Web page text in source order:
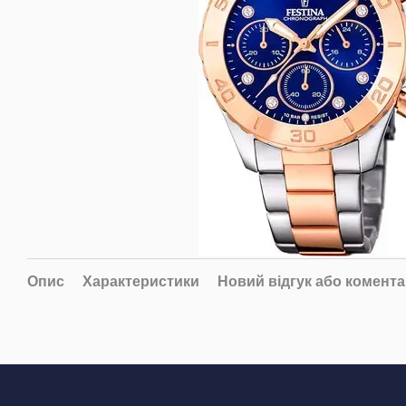
Опис Характеристики Новий відгук або